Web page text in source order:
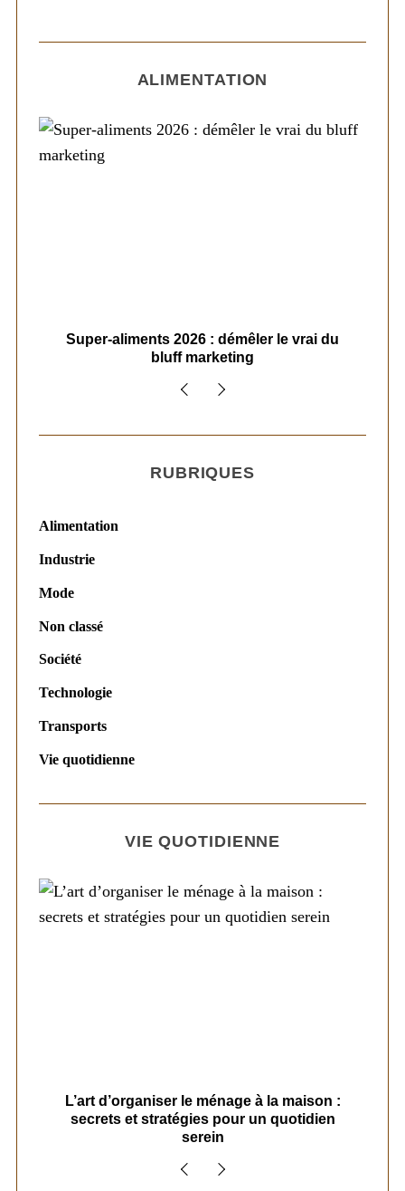
ALIMENTATION
Super-aliments 2026 : démêler le vrai du
bluff marketing
RUBRIQUES
Alimentation
Industrie
Mode
Non classé
Société
Technologie
Transports
Vie quotidienne
VIE QUOTIDIENNE
L’art d’organiser le ménage à la maison :
secrets et stratégies pour un quotidien
serein